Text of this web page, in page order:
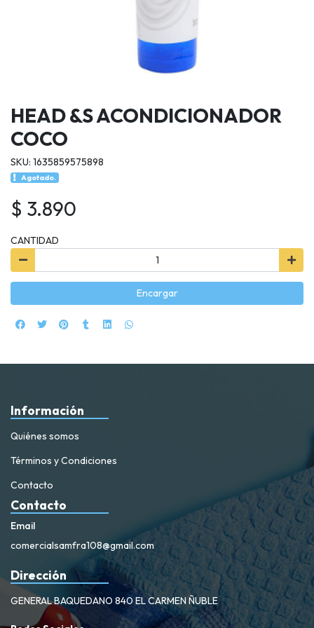
HEAD &S ACONDICIONADOR
COCO
SKU: 1635859575898
Agotado.
$ 3.890
CANTIDAD
Encargar
Información
Quiénes somos
Términos y Condiciones
Contacto
Contacto
Email
comercialsamfra108@gmail.com
Dirección
GENERAL BAQUEDANO 840 EL CARMEN ÑUBLE